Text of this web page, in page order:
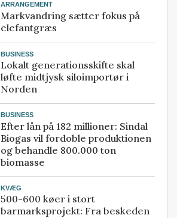
ARRANGEMENT
Markvandring sætter fokus på
elefantgræs
BUSINESS
Lokalt generationsskifte skal
løfte midtjysk siloimportør i
Norden
BUSINESS
Efter lån på 182 millioner: Sindal
Biogas vil fordoble produktionen
og behandle 800.000 ton
biomasse
KVÆG
500-600 køer i stort
barmarksprojekt: Fra beskeden